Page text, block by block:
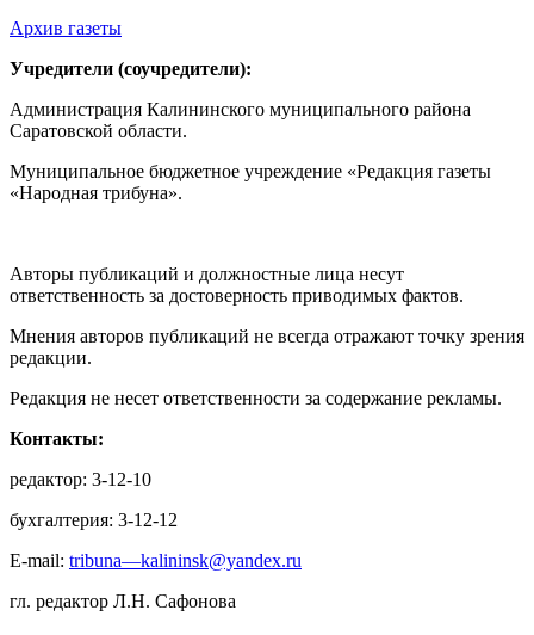
Архив газеты
Учредители (соучредители):
Администрация Калининского муниципального района
Саратовской области.
Муниципальное бюджетное учреждение «Редакция газеты
«Народная трибуна».
Авторы публикаций и должностные лица несут
ответственность за достоверность приводимых фактов.
Мнения авторов публикаций не всегда отражают точку зрения
редакции.
Редакция не несет ответственности за содержание рекламы.
Контакты:
редактор: 3-12-10
бухгалтерия: 3-12-12
E-mail: tribuna—kalininsk@yandex.ru
гл. редактор Л.Н. Сафонова